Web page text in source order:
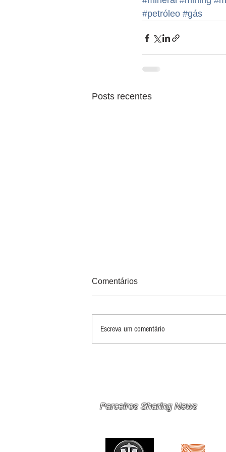
#petróleo #gás
Posts recentes
Comentários
Escreva um comentário
Parceiros Sharing News